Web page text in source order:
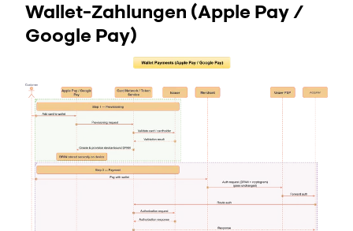
Wallet-Zahlungen (Apple Pay /
Google Pay)